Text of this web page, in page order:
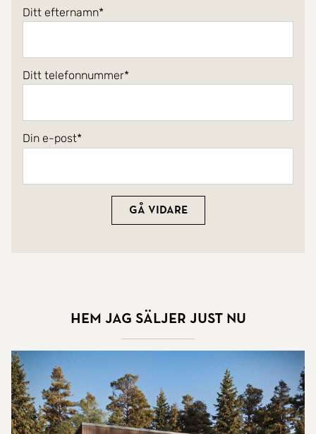
Ditt efternamn
Ditt telefonnummer
Din e-post
Gå vidare
Hem jag säljer just nu